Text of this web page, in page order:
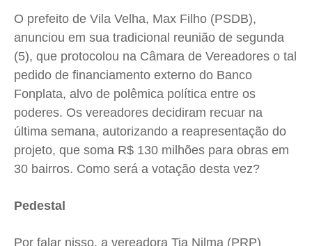
O prefeito de Vila Velha, Max Filho (PSDB),
anunciou em sua tradicional reunião de segunda
(5), que protocolou na Câmara de Vereadores o tal
pedido de financiamento externo do Banco
Fonplata, alvo de polêmica política entre os
poderes. Os vereadores decidiram recuar na
última semana, autorizando a reapresentação do
projeto, que soma R$ 130 milhões para obras em
30 bairros. Como será a votação desta vez?
Pedestal
Por falar nisso, a vereadora Tia Nilma (PRP)